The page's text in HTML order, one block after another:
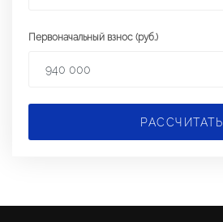
Первоначальный взнос (руб.)
РАССЧИТАТЬ